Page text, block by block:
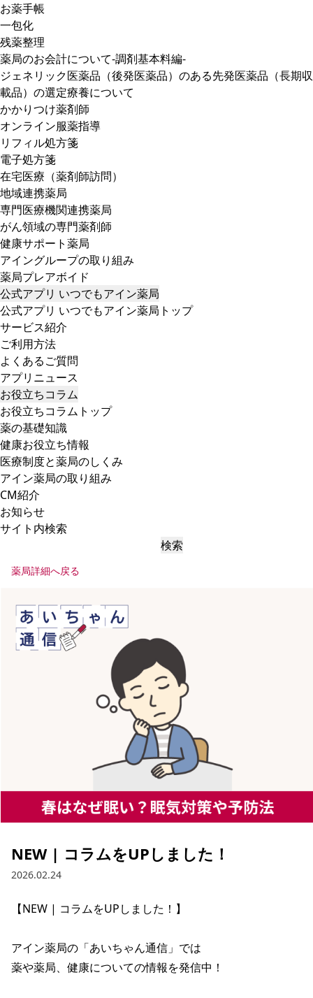
お薬手帳
一包化
残薬整理
薬局のお会計について-調剤基本料編-
ジェネリック医薬品（後発医薬品）のある先発医薬品（長期収
載品）の選定療養について
かかりつけ薬剤師
オンライン服薬指導
リフィル処方箋
電子処方箋
在宅医療（薬剤師訪問）
地域連携薬局
専門医療機関連携薬局
がん領域の専門薬剤師
健康サポート薬局
アイングループの取り組み
薬局プレアボイド
公式アプリ いつでもアイン薬局
公式アプリ いつでもアイン薬局トップ
サービス紹介
ご利用方法
よくあるご質問
アプリニュース
お役立ちコラム
お役立ちコラムトップ
薬の基礎知識
健康お役立ち情報
医療制度と薬局のしくみ
アイン薬局の取り組み
CM紹介
お知らせ
サイト内検索
検索
薬局詳細へ戻る
NEW | コラムをUPしました！
2026.02.24
【NEW | コラムをUPしました！】
アイン薬局の「あいちゃん通信」では
薬や薬局、健康についての情報を発信中！